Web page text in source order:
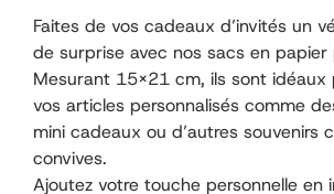
Faites de vos cadeaux d’invités un
de surprise avec nos sacs en papier
Mesurant 15×21 cm, ils sont idéaux
vos articles personnalisés comme
mini cadeaux ou d’autres souvenirs
convives.
Ajoutez votre touche personnelle en